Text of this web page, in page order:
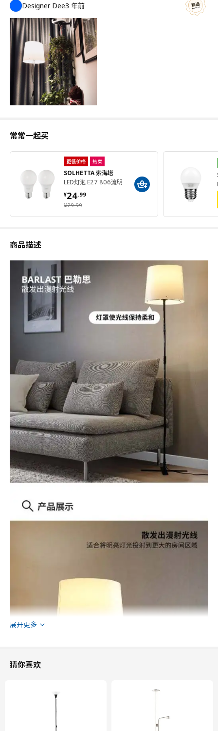
Designer Dee3 年前
常常一起买
更低价格 热卖
SOLHETTA 索海塔
LED灯泡 E27 806流明
¥29.99
¥ 29.99
¥24.99
¥ 24.99
商品描述
展开更多
猜你喜欢